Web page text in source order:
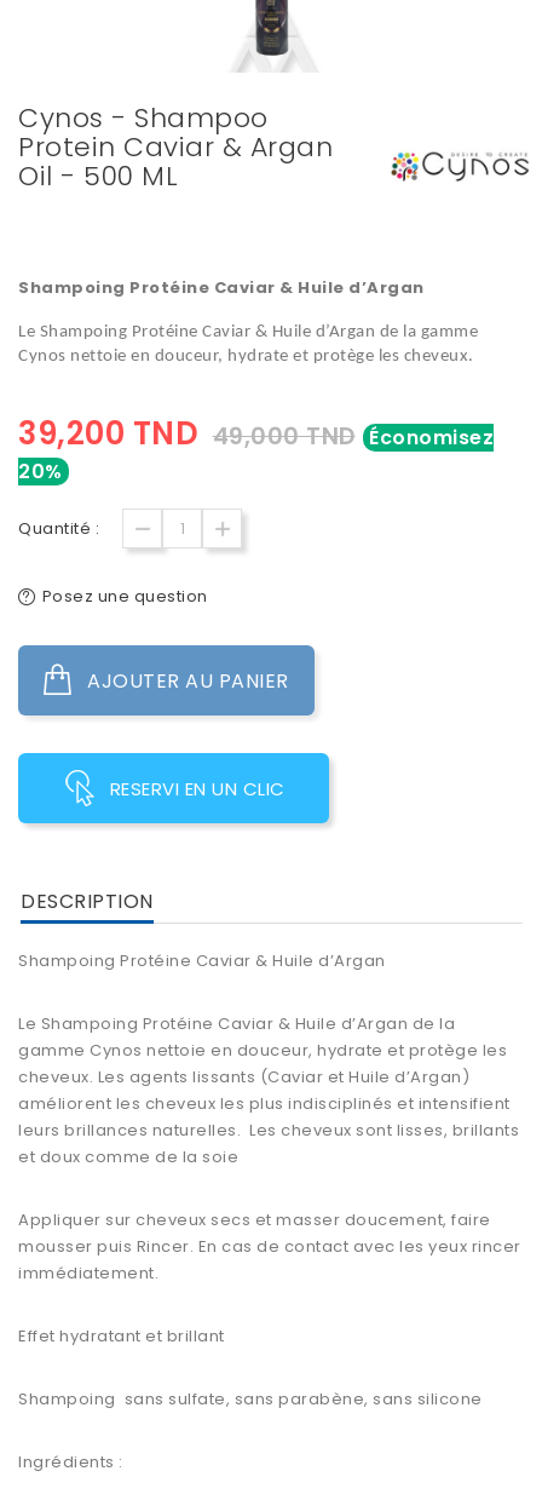
Cynos - Shampoo
Protein Caviar & Argan
Oil - 500 ML
Shampoing Protéine Caviar & Huile d’Argan
Le Shampoing Protéine Caviar & Huile d’Argan de la gamme
Cynos nettoie en douceur, hydrate et protège les cheveux.
39,200 TND 49,000 TND Économisez
20%
Quantité :
Posez une question
AJOUTER AU PANIER
RESERVI EN UN CLIC
DESCRIPTION
Shampoing Protéine Caviar & Huile d’Argan
Le Shampoing Protéine Caviar & Huile d’Argan de la
gamme Cynos nettoie en douceur, hydrate et protège les
cheveux. Les agents lissants (Caviar et Huile d’Argan )
améliorent les cheveux les plus indisciplinés et intensifient
leurs brillances naturelles. Les cheveux sont lisses, brillants
et doux comme de la soie
Appliquer sur cheveux secs et masser doucement, faire
mousser puis Rincer. En cas de contact avec les yeux rincer
immédiatement.
Effet hydratant et brillant
Shampoing sans sulfate, sans parabène, sans silicone
Ingrédients :